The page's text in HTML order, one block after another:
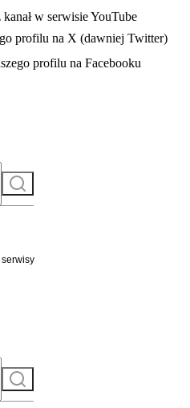
nowej karciew serwisie YouTube
profilu na X (dawniej Twitter)
w nowej karcieprofilu na Facebooku
Szukaj
serwisu
serwisy
Szukaj